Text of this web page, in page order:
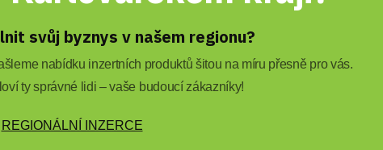
svůj byznys v našem regionu?
nabídku inzertních produktů šitou na míru přesně pro vás.
ty správné lidi – vaše budoucí zákazníky!
REGIONÁLNÍ INZERCE